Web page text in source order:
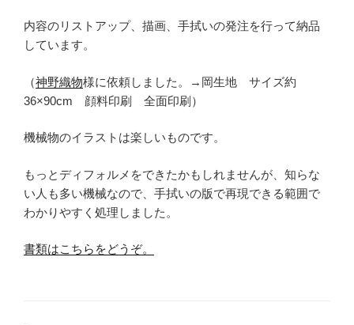
内容のリストアップ、描画、手拭いの発注を行って納品
しています。
（神野織物様に依頼しました。→岡生地 サイズ約
36×90cm 顔料印刷 全面印刷）
機械物のイラストは楽しいものです。
もっとディフォルメをできたかもしれませんが、知らな
い人も多い機械なので、手拭いの版で再現できる範囲で
わかりやすく処理しました。
書類はこちらをどうぞ。